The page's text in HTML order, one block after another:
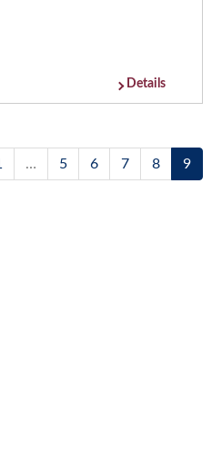
Details
… 5 6 7 8 9